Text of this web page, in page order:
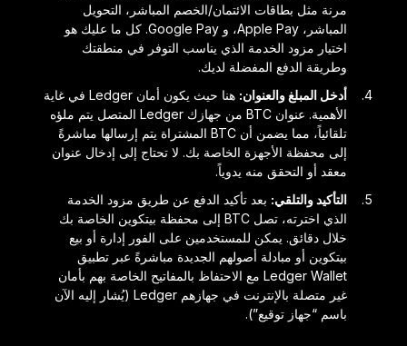
مرنة مثل بطاقات الائتمان/الخصم المباشر، التحويل
المباشر، Apple Pay، و Google Pay. كل ما عليك هو
اختيار مزود الخدمة الذي يناسب التوفر في منطقتك
وطريقة الدفع المفضلة لديك.
أدخل المبلغ والعنوان:
هنا حيث يكون أمان Ledger في غاية
الأهمية. عنوان BTC من جهازك Ledger المتصل يتم ملؤه
تلقائياً، مما يضمن أن BTC المشتراة يتم إرسالها مباشرةً
إلى محفظة الأجهزة الخاصة بك. لا تحتاج إلى إدخال عنوان
معقد أو التحقق منه يدوياً.
التأكيد والتلقي: بعد تأكيد الدفع عن طريق مزود الخدمة
الذي اخترته، تصل BTC إلى محفظة بيتكوين الخاصة بك
خلال دقائق. يمكن للمستخدمين على الفور إدارة أو بيع
بيتكوين أو مبادلة أصولهم الجديدة مباشرةً عبر تطبيق
Ledger Wallet مع الاحتفاظ بالمفاتيح الخاصة بهم بأمان
غير متصلة بالإنترنت في جهازهم Ledger (يُشار إليه الآن
باسم “جهاز توقيع”).